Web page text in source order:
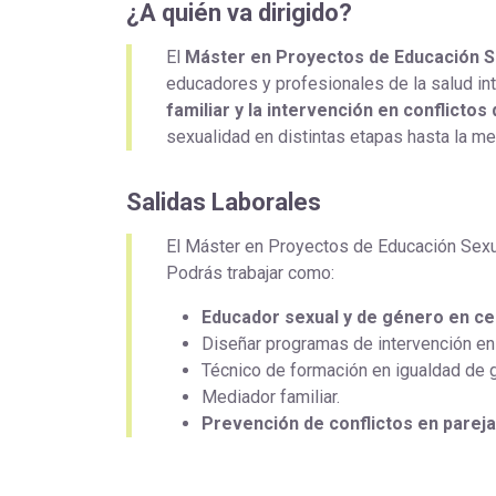
¿A quién va dirigido?
El Máster en Proyectos de Educación
educadores y profesionales de la salud
familiar y la intervención en conflictos
sexualidad en distintas etapas hasta la
Salidas Laborales
El Máster en Proyectos de Educación
Podrás trabajar como:
Educador sexual y de género en
Diseñar programas de intervención
Técnico de formación en igualdad de
Mediador familiar.
Prevención de conflictos en